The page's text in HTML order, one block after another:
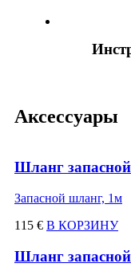
Аксессуары
Шланг запасной
Запасной шланг, 1м
115 € В КОРЗИНУ
Шланг запасной